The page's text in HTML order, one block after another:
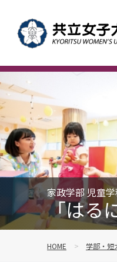
家政学部 児童
「はる
HOME 学部・短